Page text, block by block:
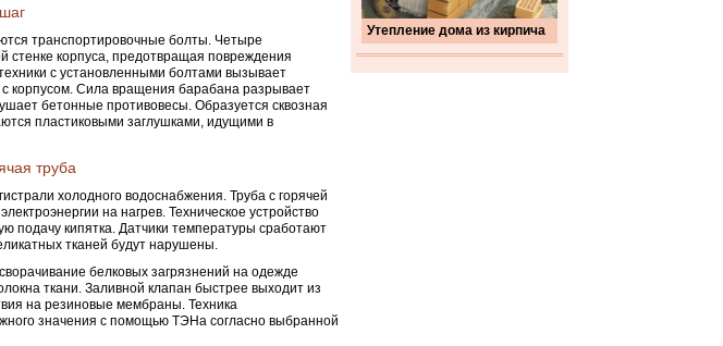
Утепление дома из кирпича
транспортировочные болты. Четыре
стенке корпуса, предотвращая повреждения
с установленными болтами вызывает
корпусом. Сила вращения барабана разрывает
бетонные противовесы. Образуется сквозная
пластиковыми заглушками, идущими в
труба
холодного водоснабжения. Труба с горячей
на нагрев. Техническое устройство
подачу кипятка. Датчики температуры сработают
тканей будут нарушены.
белковых загрязнений на одежде
ткани. Заливной клапан быстрее выходит из
на резиновые мембраны. Техника
значения с помощью ТЭНа согласно выбранной